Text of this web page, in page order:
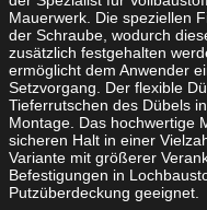
Mauerwerk. Die speziellen
der Schraube, wodurch
zusätzlich festgehalten
ermöglicht dem Anwender
Setzvorgang. Der flexible
Tieferrutschen des Dübels
Montage. Das hochwertige
sicheren Halt in einer
Variante mit größerer
Befestigungen in
Putzüberdeckung geeignet.